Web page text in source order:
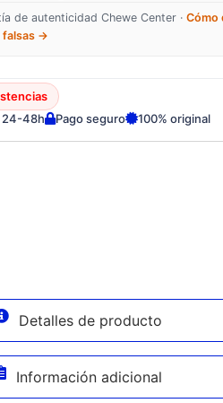
de autenticidad Chewe Center · Cómo
falsas →
24-48h
Pago seguro 100% original
Detalles de producto
Información adicional